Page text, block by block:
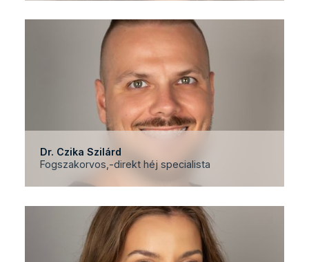
Dr. Czika Szilárd
Fogszakorvos,-direkt héj specialista